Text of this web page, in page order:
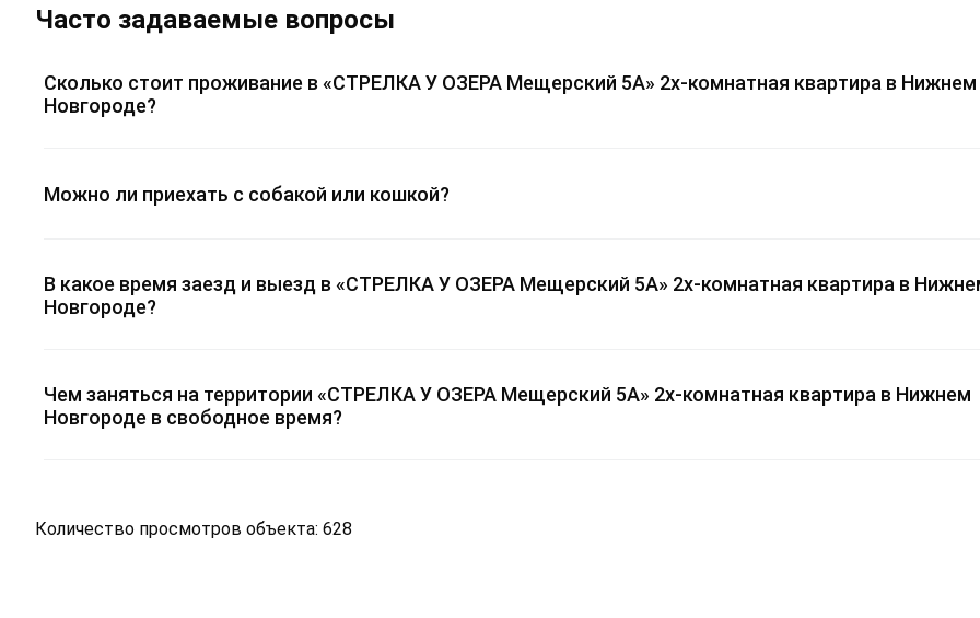
Часто задаваемые вопросы
Сколько стоит проживание в «СТРЕЛКА У ОЗЕРА Мещерский 5А» 2х-комнатная квартира в Нижнем
Новгороде?
Можно ли приехать с собакой или кошкой?
В какое время заезд и выезд в «СТРЕЛКА У ОЗЕРА Мещерский 5А» 2х-комнатная квартира в
Новгороде?
Чем заняться на территории «СТРЕЛКА У ОЗЕРА Мещерский 5А» 2х-комнатная квартира в Нижнем
Новгороде в свободное время?
Количество просмотров объекта: 628